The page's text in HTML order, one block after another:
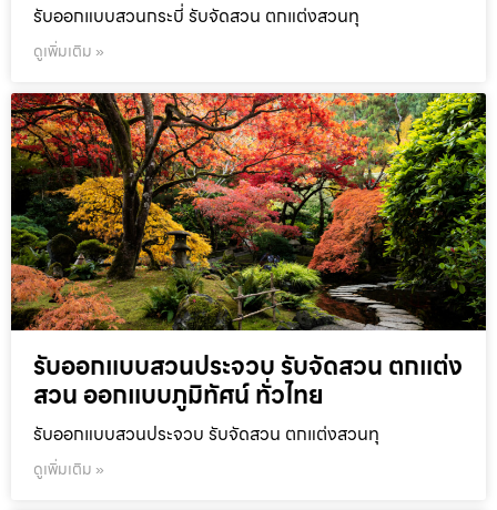
รับออกแบบสวนกระบี่ รับจัดสวน ตกแต่งสวนทุ
ดูเพิ่มเติม »
รับออกแบบสวนประจวบ รับจัดสวน ตกแต่ง
สวน ออกแบบภูมิทัศน์ ทั่วไทย
รับออกแบบสวนประจวบ รับจัดสวน ตกแต่งสวนทุ
ดูเพิ่มเติม »